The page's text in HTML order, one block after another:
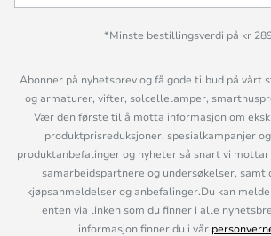
*Minste bestillingsverdi på kr
Abonner på nyhetsbrev og få gode tilbud på vårt
og armaturer, vifter, solcellelamper,
Vær den første til å motta informasjon om
produktprisreduksjoner, spesialkampanjer
produktanbefalinger og nyheter så snart vi
samarbeidspartnere og undersøkelser, samt
kjøpsanmeldelser og anbefalinger.Du kan
enten via linken som du finner i alle
informasjon finner du i vår